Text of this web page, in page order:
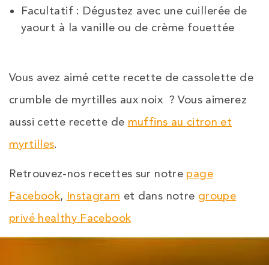
Facultatif : Dégustez avec une cuillerée de
yaourt à la vanille ou de crème fouettée
Vous avez aimé cette recette de cassolette de
crumble de myrtilles aux noix ? Vous aimerez
aussi cette recette de muffins au citron et
myrtilles.
Retrouvez-nos recettes sur notre page
Facebook, Instagram et dans notre groupe
privé healthy Facebook